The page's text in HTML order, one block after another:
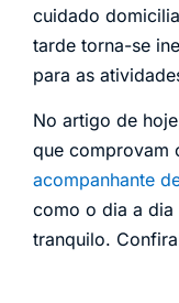
cuidado
tarde torna-se
para as
No artigo de
que comprovam
acompanhante
como o dia a dia
tranquilo.